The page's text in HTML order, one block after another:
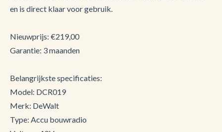
en is direct klaar voor gebruik.
Nieuwprijs: €219,00
Garantie: 3 maanden
Belangrijkste specificaties:
Model: DCR019
Merk: DeWalt
Type: Accu bouwradio